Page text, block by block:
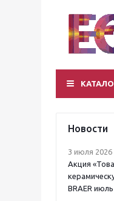
Новости
3 июля 2026
Акция
BRAER